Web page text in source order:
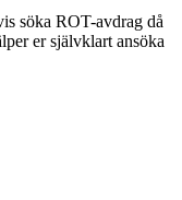
söka ROT-avdrag då
er självklart ansöka